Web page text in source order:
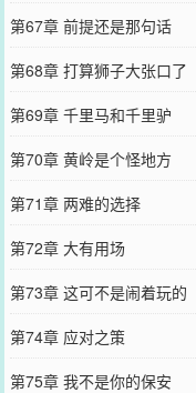
第67章 前提还是那句话
第68章 打算狮子大张口了
第69章 千里马和千里驴
第70章 黄岭是个怪地方
第71章 两难的选择
第72章 大有用场
第73章 这可不是闹着玩的
第74章 应对之策
第75章 我不是你的保安